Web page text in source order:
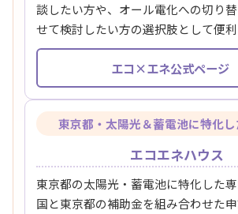
談したい方や、オール電化への切り
せて検討したい方の選択肢として便利
エコ×エネ公式ページ
東京都・太陽光＆蓄電池に特化
エコエネハウス
東京都の太陽光・蓄電池に特化した専
国と東京都の補助金を組み合わせた